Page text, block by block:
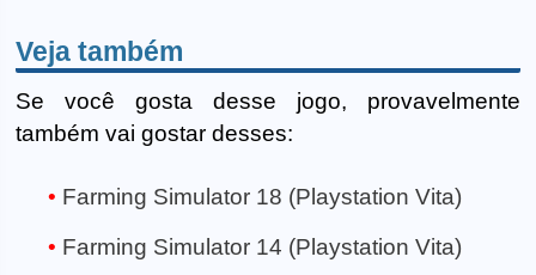
Veja também
Se você gosta desse jogo, provavelmente
também vai gostar desses:
Farming Simulator 18 (Playstation Vita)
Farming Simulator 14 (Playstation Vita)